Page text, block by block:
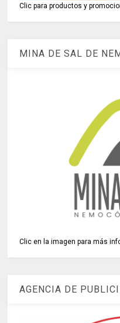
Clic para productos y
MINA DE SAL DE
Clic en la imagen para más
AGENCIA DE